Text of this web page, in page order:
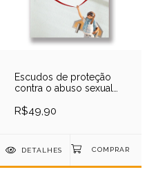
Escudos de proteção
contra o abuso sexual
R$49,90
DETALHES